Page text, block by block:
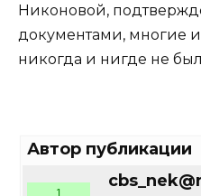
Никоновой,
документами, многие
никогда и нигде не
Автор публикации
1